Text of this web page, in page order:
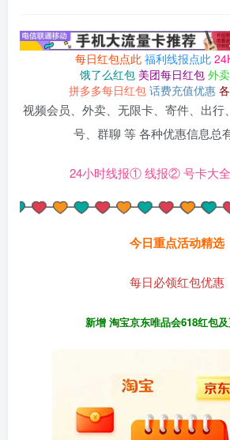
每日红包点此 福利线报点此
饿了么红包 美团每日红包 外
拼多多每日红包 话费充值优惠
视频会员、外卖、无限卡、寄件、出行
号、群聊 等 各种优惠信息总
24小时线报①线报②号卡大全
今日重点活动精选
每日必领红包优惠
新增 淘宝京东唯品会618红包